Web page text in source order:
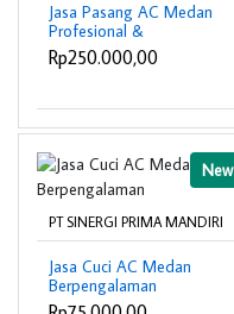
Jasa Pasang AC Medan
Profesional &
Terpercaya
Rp250.000,00
New
PT SINERGI PRIMA MANDIRI
Jasa Cuci AC Medan
Berpengalaman